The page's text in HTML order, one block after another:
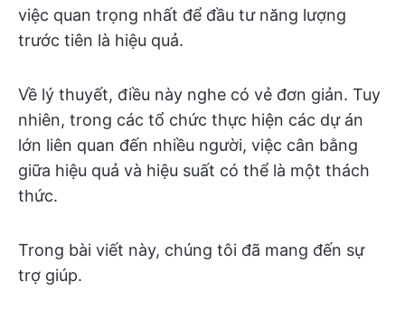
việc quan trọng nhất để đầu tư năng lượng
trước tiên là hiệu quả.
Về lý thuyết, điều này nghe có vẻ đơn giản. Tuy
nhiên, trong các tổ chức thực hiện các dự án
lớn liên quan đến nhiều người, việc cân bằng
giữa hiệu quả và hiệu suất có thể là một thách
thức.
Trong bài viết này, chúng tôi đã mang đến sự
trợ giúp.